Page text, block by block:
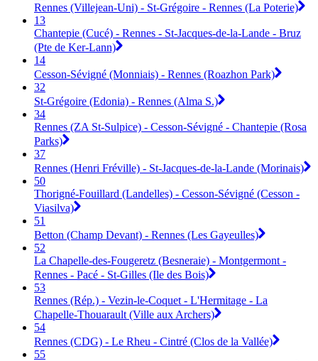
Rennes (Villejean-Uni) - St-Grégoire - Rennes (La Poterie)
13
Chantepie (Cucé) - Rennes - St-Jacques-de-la-Lande - Bruz
(Pte de Ker-Lann)
14
Cesson-Sévigné (Monniais) - Rennes (Roazhon Park)
32
St-Grégoire (Edonia) - Rennes (Alma S.)
34
Rennes (ZA St-Sulpice) - Cesson-Sévigné - Chantepie (Rosa
Parks)
37
Rennes (Henri Fréville) - St-Jacques-de-la-Lande (Morinais)
50
Thorigné-Fouillard (Landelles) - Cesson-Sévigné (Cesson -
Viasilva)
51
Betton (Champ Devant) - Rennes (Les Gayeulles)
52
La Chapelle-des-Fougeretz (Besneraie) - Montgermont -
Rennes - Pacé - St-Gilles (Ile des Bois)
53
Rennes (Rép.) - Vezin-le-Coquet - L'Hermitage - La
Chapelle-Thouarault (Ville aux Archers)
54
Rennes (CDG) - Le Rheu - Cintré (Clos de la Vallée)
55